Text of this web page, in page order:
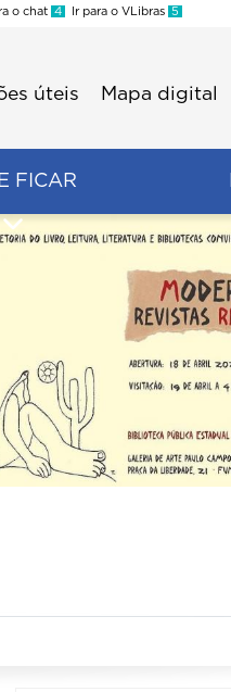
o chat 4 Ir para o VLibras 5
úteis Mapa digital
FICAR